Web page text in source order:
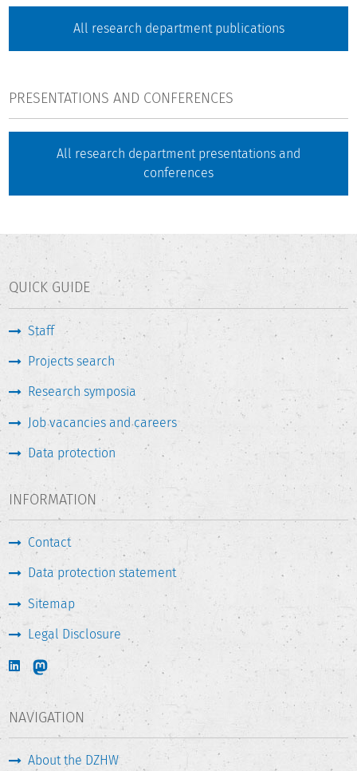
All research department publications
PRESENTATIONS AND CONFERENCES
All research department presentations and
conferences
QUICK GUIDE
Staff
Projects search
Research symposia
Job vacancies and careers
Data protection
INFORMATION
Contact
Data protection statement
Sitemap
Legal Disclosure
NAVIGATION
About the DZHW